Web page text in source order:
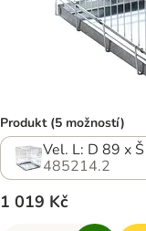
Produkt (5 možností)
Vel. L: D 89 x
485214.2
1 019 Kč